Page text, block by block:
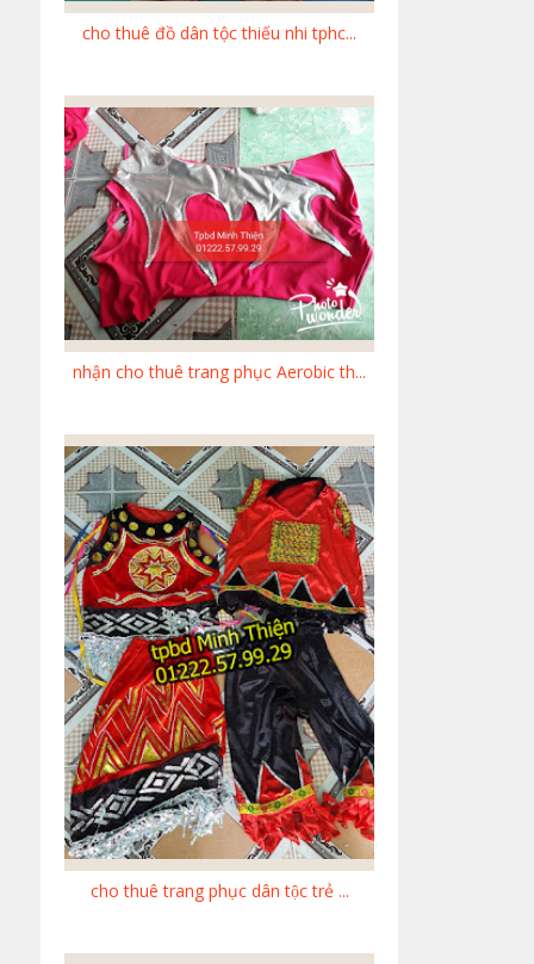
cho thuê đồ dân tộc thiếu nhi tphc...
nhận cho thuê trang phục Aerobic th...
cho thuê trang phục dân tộc trẻ ...